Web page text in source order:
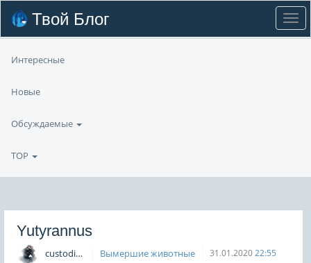
Твой Блог
Интересные
Новые
Обсуждаемые
TOP
Yutyrannus
custodian Вымершие животные 31.01.2020 22:55